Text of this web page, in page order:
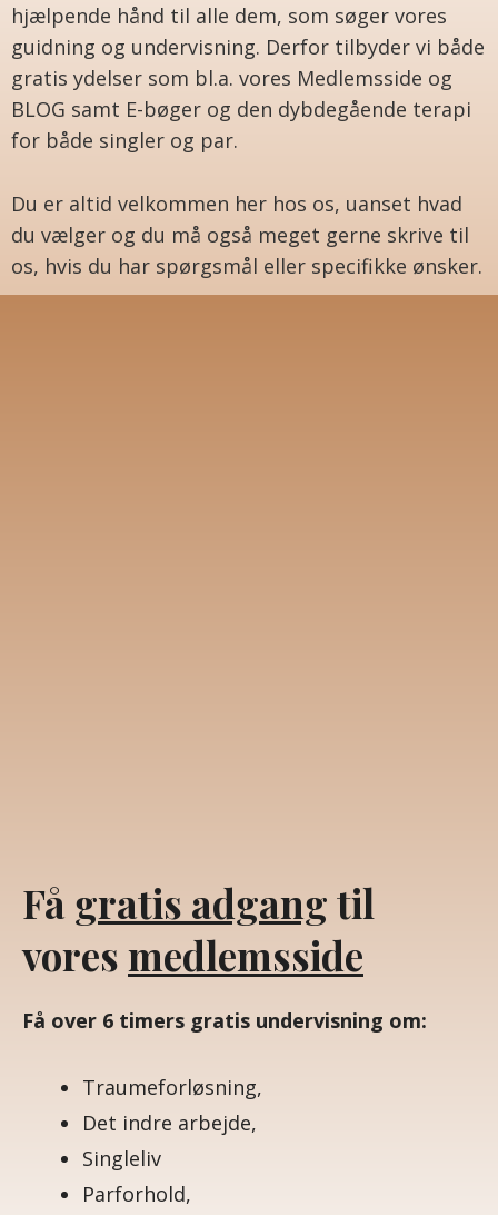
hjælpende hånd til alle dem, som søger vores
guidning og undervisning. Derfor tilbyder vi både
gratis ydelser som bl.a. vores Medlemsside og
BLOG samt E-bøger og den dybdegående terapi
for både singler og par.
Du er altid velkommen her hos os, uanset hvad
du vælger og du må også meget gerne skrive til
os, hvis du har spørgsmål eller specifikke ønsker.
Fågratis adgangtil
voresmedlemsside
Få over 6 timers gratis undervisning om:
Traumeforløsning,
Det indre arbejde,
Singleliv
Parforhold,